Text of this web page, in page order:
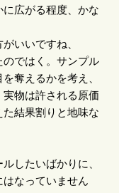
広がる程度、かな
いいですね、
のではく。サンプル
奪えるかを考え、
物は許される原価
結果割りと地味な
したいばかりに、
なっていません